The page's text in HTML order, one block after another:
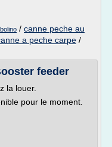
/ canne peche au
a peche carpe /
feeder
la louer.
pour le moment.